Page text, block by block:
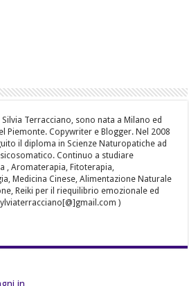
Terracciano, sono nata a Milano ed
Piemonte. Copywriter e Blogger. Nel 2008
il diploma in Scienze Naturopatiche ad
Continuo a studiare
, Aromaterapia, Fitoterapia,
Medicina Cinese, Alimentazione Naturale
Reiki per il riequilibrio emozionale ed
)
in